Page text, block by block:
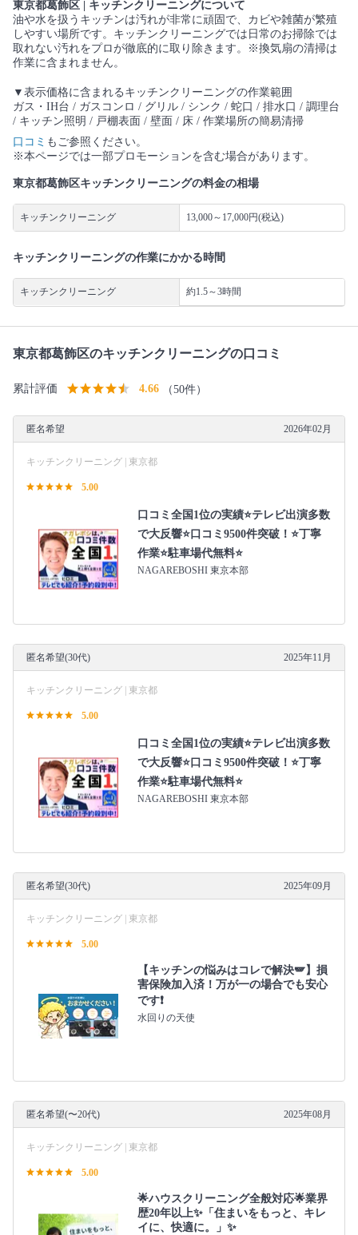
東京都葛飾区 | キッチンクリーニングについて
油や水を扱うキッチンは汚れが非常に頑固で、カビや雑菌が繁殖
しやすい場所です。キッチンクリーニングでは日常のお掃除では
取れない汚れをプロが徹底的に取り除きます。※換気扇の清掃は
作業に含まれません。
▼表示価格に含まれるキッチンクリーニングの作業範囲
ガス・IH台 / ガスコンロ / グリル / シンク / 蛇口 / 排水口 / 調理台
/ キッチン照明 / 戸棚表面 / 壁面 / 床 / 作業場所の簡易清掃
口コミ もご参照ください。
※本ページでは一部プロモーションを含む場合があります。
東京都葛飾区キッチンクリーニングの料金の相場
キッチンクリーニング 13,000～17,000円(税込)
キッチンクリーニングの作業にかかる時間
キッチンクリーニング 約1.5～3時間
東京都葛飾区のキッチンクリーニングの口コミ
累計評価 4.66 （50件）
匿名希望 2026年02月
キッチンクリーニング | 東京都
5.00
口コミ全国1位の実績⭐テレビ出演多数
で大反響⭐口コミ9500件突破！⭐丁寧
作業⭐駐車場代無料⭐
NAGAREBOSHI 東京本部
匿名希望(30代) 2025年11月
キッチンクリーニング | 東京都
5.00
口コミ全国1位の実績⭐テレビ出演多数
で大反響⭐口コミ9500件突破！⭐丁寧
作業⭐駐車場代無料⭐
NAGAREBOSHI 東京本部
匿名希望(30代) 2025年09月
キッチンクリーニング | 東京都
5.00
【キッチンの悩みはコレで解決🪽】損
害保険加入済！万が一の場合でも安心
です❗️
水回りの天使
匿名希望(〜20代) 2025年08月
キッチンクリーニング | 東京都
5.00
🌟ハウスクリーニング全般対応🌟業界
歴20年以上✨「住まいをもっと、キレ
イに、快適に。」✨